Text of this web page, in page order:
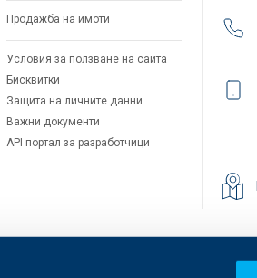
Продажба на имоти
Условия за ползване на сайта
Бисквитки
Защита на личните данни
Важни документи
API портал за разработчици